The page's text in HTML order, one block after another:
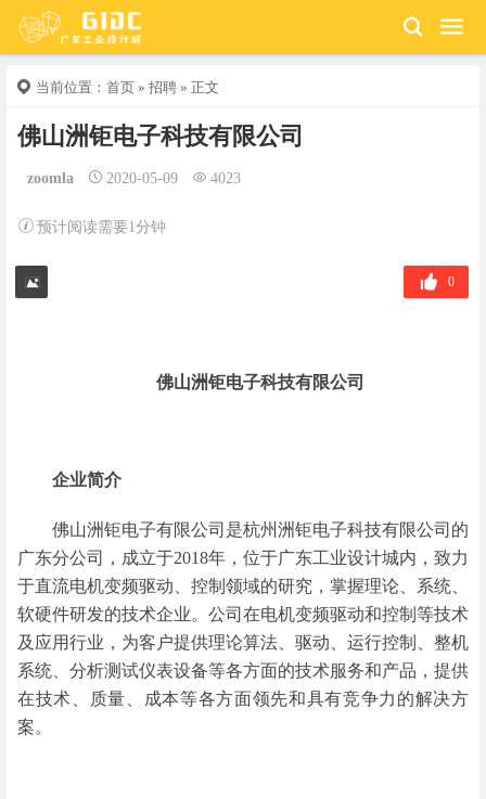
当前位置： 首页 » 招聘 » 正文
佛山洲钜电子科技有限公司
zoomla 2020-05-09 4023
预计阅读需要1分钟
0
佛山洲钜电子科技有限公司
企业简介
佛山洲钜电子有限公司是杭州洲钜电子科技有限公司的
广东分公司，成立于2018年，位于广东工业设计城内，致力
于直流电机变频驱动、控制领域的研究，掌握理论、系统、
软硬件研发的技术企业。公司在电机变频驱动和控制等技术
及应用行业，为客户提供理论算法、驱动、运行控制、整机
系统、分析测试仪表设备等各方面的技术服务和产品，提供
在技术、质量、成本等各方面领先和具有竞争力的解决方
案。